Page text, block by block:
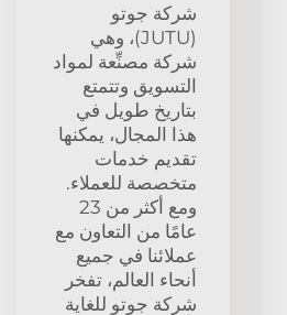
شركة جوتو
(JUTU)، وهي
شركة مصنِّعة لمواد
التسويق وتتمتع
بتاريخ طويل في
هذا المجال، يمكنها
تقديم خدمات
متخصصة للعملاء.
ومع أكثر من 23
عامًا من التعاون مع
عملائنا في جميع
أنحاء العالم، تفخر
شركة جوتو للغاية